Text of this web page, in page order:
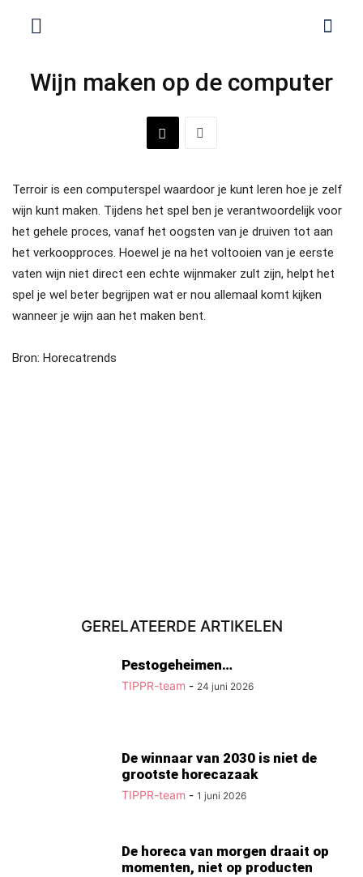
Wijn maken op de computer
Terroir is een computerspel waardoor je kunt leren hoe je zelf
wijn kunt maken. Tijdens het spel ben je verantwoordelijk voor
het gehele proces, vanaf het oogsten van je druiven tot aan
het verkoopproces. Hoewel je na het voltooien van je eerste
vaten wijn niet direct een echte wijnmaker zult zijn, helpt het
spel je wel beter begrijpen wat er nou allemaal komt kijken
wanneer je wijn aan het maken bent.
Bron: Horecatrends
GERELATEERDE ARTIKELEN
Pestogeheimen…
TIPPR-team - 24 juni 2026
De winnaar van 2030 is niet de
grootste horecazaak
TIPPR-team - 1 juni 2026
De horeca van morgen draait op
momenten, niet op producten